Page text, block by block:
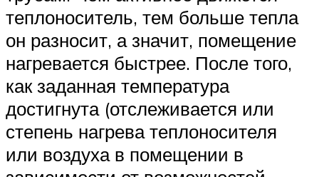
теплоноситель, тем больше тепла
он разносит, а значит, помещение
нагревается быстрее. После того,
как заданная температура
достигнута (отслеживается или
степень нагрева теплоносителя
или воздуха в помещении в